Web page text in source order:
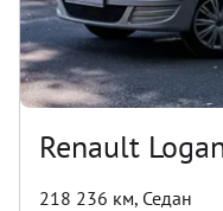
Renault
218 236 км, Седан